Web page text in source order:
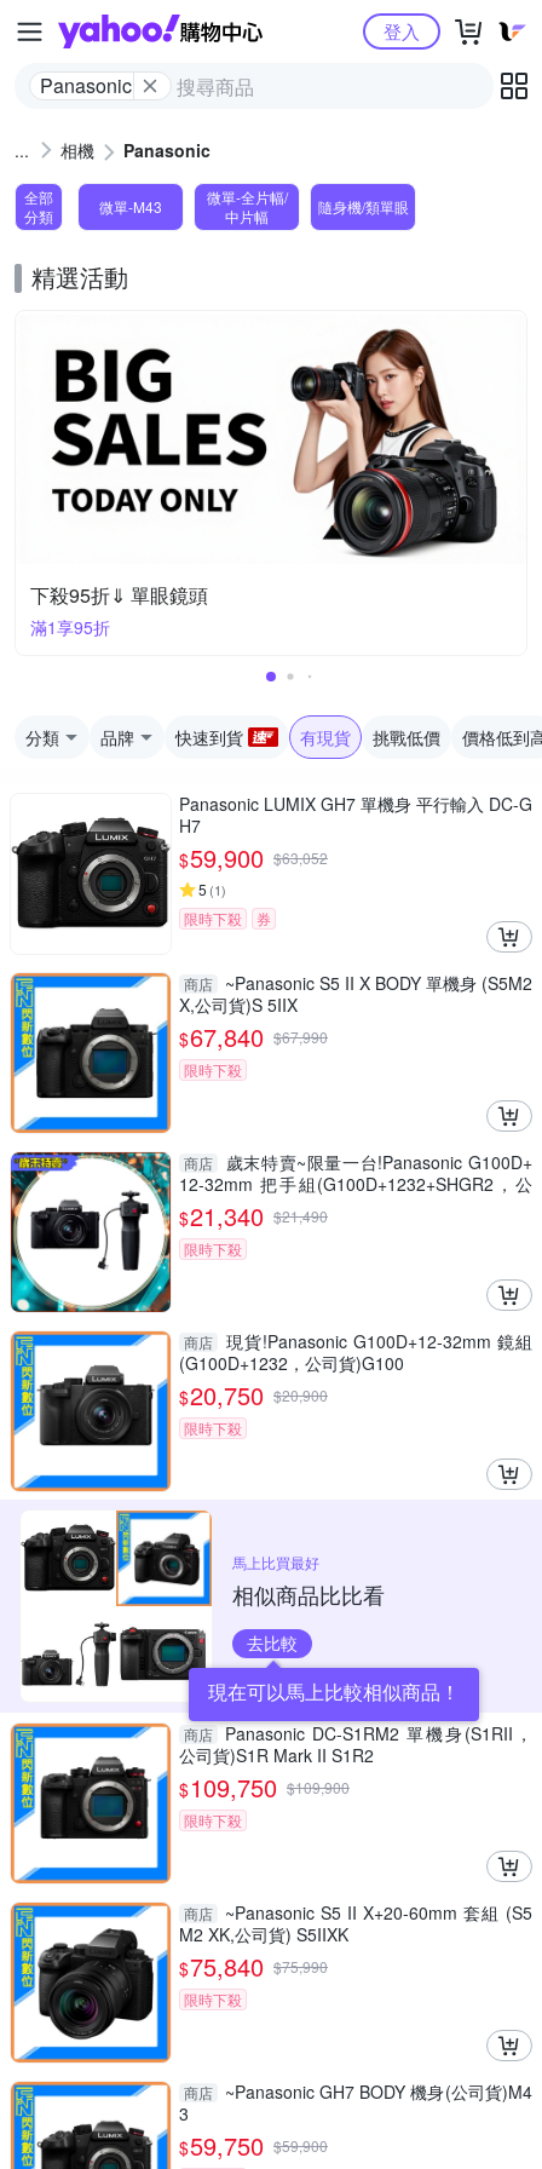
Yahoo購物中心
Panasonic
登入
相機 Panasonic
全部
分類
微單-M43
微單-全片幅/
中片幅
隨身機/類單眼
精選活動
下殺95折⇓ 單眼鏡頭
滿1享95折
分類 品牌 快速到貨 有現貨 挑戰低價 價格低到
Panasonic LUMIX GH7 單機身 平行輸入 DC-G
H7
$59,900 $63,052
5 (1)
限時下殺 券
商店
~Panasonic S5 II X BODY 單機身 (S5M2
X,公司貨)S 5IIX
$67,840 $67,990
限時下殺
商店
歲末特賣~限量一台!Panasonic G100D+
12-32mm 把手組(G100D+1232+SHGR2，公
司貨)
$21,340 $21,490
限時下殺
商店
現貨!Panasonic G100D+12-32mm 鏡組
(G100D+1232，公司貨)G100
$20,750 $20,900
限時下殺
馬上比買最好
相似商品比比看
去比較
現在可以馬上比較相似商品！
商店
Panasonic DC-S1RM2 單機身(S1RII，
公司貨)S1R Mark II S1R2
$109,750 $109,900
限時下殺
商店
~Panasonic S5 II X+20-60mm 套組 (S5
M2 XK,公司貨) S5IIXK
$75,840 $75,990
限時下殺
商店
~Panasonic GH7 BODY 機身(公司貨)M4
3
$59,750 $59,900